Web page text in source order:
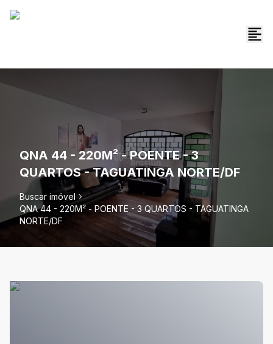
QNA 44 - 220M² - POENTE - 3
QUARTOS - TAGUATINGA NORTE/DF
Buscar imóvel
QNA 44 - 220M² - POENTE - 3 QUARTOS - TAGUATINGA
NORTE/DF